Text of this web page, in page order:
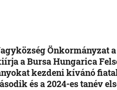
a Bursa Hungarica
kezdeni kívánó
és a 2024-es tanév